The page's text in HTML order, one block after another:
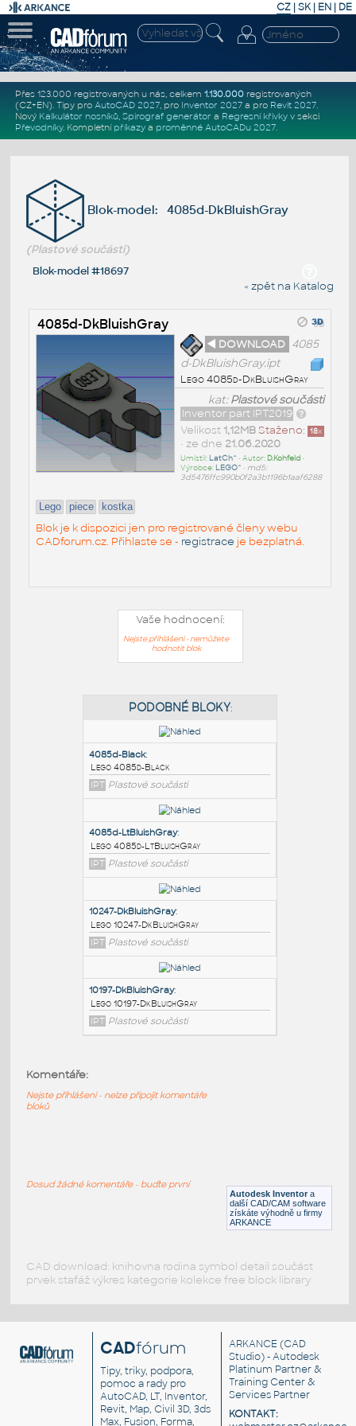
CZ | SK| EN | DE
Přes 123.000 registrovaných u nás, celkem 1.130.000registrovaných
(CZ+EN). Tipy pro AutoCAD 2027, pro Inventor 2027a pro Revit 2027.
Nový Kalkulátor nosníků, Spirograf generátor a Regresní křivkyv sekci
Převodníky. Kompletní příkazya proměnné AutoCADu 2027.
Blok-model: 4085d-DkBluishGray
(Plastové součásti)
Blok-model #18697
« zpět na Katalog
4085d-DkBluishGray
◄ DOWNLOAD 4085
d-DkBluishGray.ipt
Lego 4085d-DkBluishGray
kat:Plastové součásti
Inventor part IPT2019
Staženo: 18x
Velikost 1,12MB
• ze dne 21.06.2020
Umístil: LatCh^ • Autor: D.Kohfeld•
Výrobce: LEGO^ • md5:
3d5476ffc990b0f2a3b1196b1aaf6288
Lego piece kostka
Blok je k dispozici jen pro registrované členy webu
CADforum.cz. Přihlaste se - registrace je bezplatná.
Vaše hodnocení:
Nejste přihlášeni - nemůžete
hodnotit blok
PODOBNÉ BLOKY
4085d-Black:
Lego 4085d-Black
IPT Plastové součásti
4085d-LtBluishGray:
Lego 4085d-LtBluishGray
IPT
Plastové součásti
Lego 10197-DkBluishGray
Autodesk Inventor a
další CAD/CAM software
získáte výhodně u firmy
ARKANCE
Komentáře:
Nejste přihlášeni - nelze připojit komentáře
bloků
Dosud žádné komentáře - buďte první
CAD download: knihovna rodina symbol detail součást
prvek stafáž výkres kategorie kolekce free block library
CADfórum
Tipy, triky, podpora,
pomoc a rady pro
AutoCAD, LT, Inventor,
Revit, Map, Civil 3D, 3ds
Max, Fusion, Forma,
ARKANCE (CAD
Studio) - Autodesk
Platinum Partner &
Training Center &
Services Partner
KONTAKT: